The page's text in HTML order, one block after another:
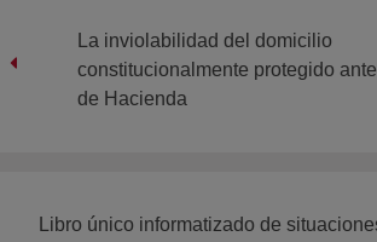
La inviolabilidad del domicilio
constitucionalmente protegido
de Hacienda
Libro único informatizado de